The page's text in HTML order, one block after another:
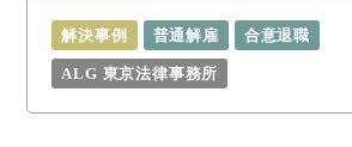
解決事例 普通解雇 合意退職
ALG 東京法律事務所